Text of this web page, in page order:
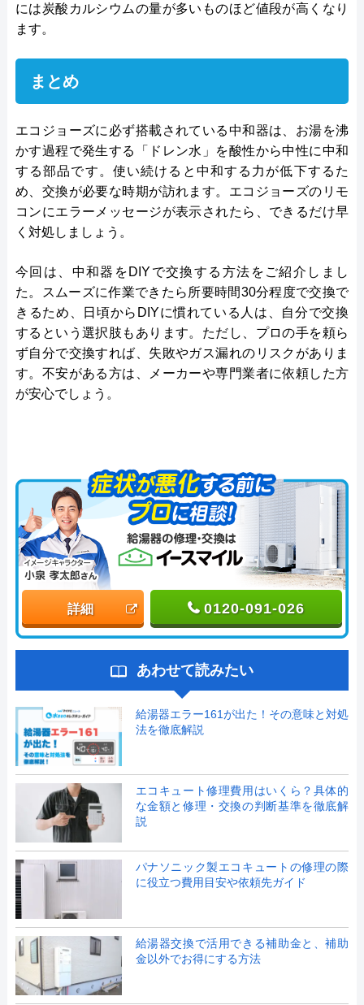
には炭酸カルシウムの量が多いものほど値段が高くなり
ます。
まとめ
エコジョーズに必ず搭載されている中和器は、お湯を沸
かす過程で発生する「ドレン水」を酸性から中性に中和
する部品です。使い続けると中和する力が低下するた
め、交換が必要な時期が訪れます。エコジョーズのリモ
コンにエラーメッセージが表示されたら、できるだけ早
く対処しましょう。
今回は、中和器をDIYで交換する方法をご紹介しまし
た。スムーズに作業できたら所要時間30分程度で交換で
きるため、日頃からDIYに慣れている人は、自分で交換
するという選択肢もあります。ただし、プロの手を頼ら
ず自分で交換すれば、失敗やガス漏れのリスクがありま
す。不安がある方は、メーカーや専門業者に依頼した方
が安心でしょう。
詳細 0120-091-026
あわせて読みたい
給湯器エラー161が出た！その意味と対処
法を徹底解説
エコキュート修理費用はいくら？具体的
な金額と修理・交換の判断基準を徹底解
説
パナソニック製エコキュートの修理の際
に役立つ費用目安や依頼先ガイド
給湯器交換で活用できる補助金と、補助
金以外でお得にする方法